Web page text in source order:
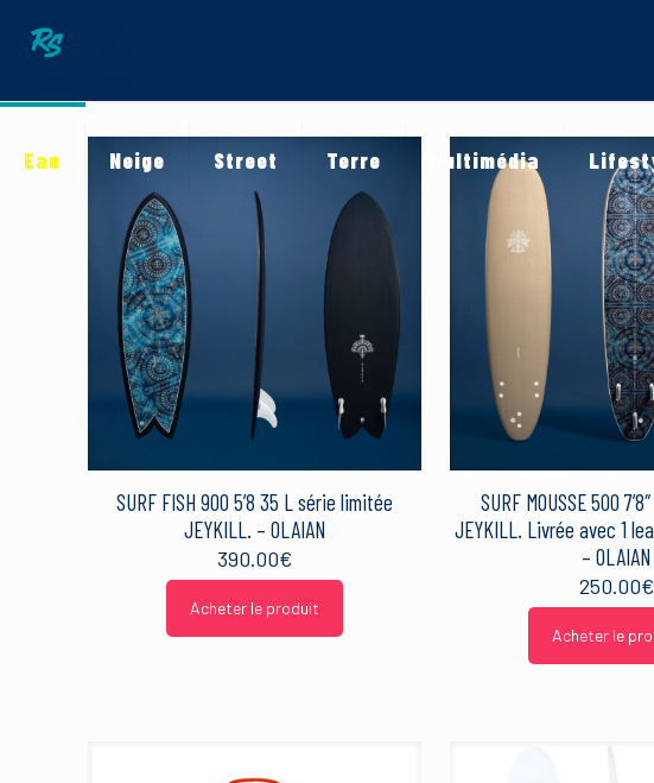
Eau Neige Street Terre Multimédia
SURF FISH 900 5’8 35 L série limitée
JEYKILL. – OLAIAN
390.00€
Acheter le produit
SURF MOUSSE 500
JEYKILL. Livrée avec 1
– OLAIAN
250.00€
Acheter le